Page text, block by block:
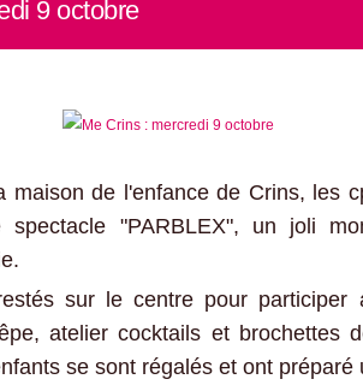
9 octobre
maison de l'enfance de Crins, les
"PARBLEX", un joli
sur le centre pour participer
atelier cocktails et brochettes
se sont régalés et ont préparé